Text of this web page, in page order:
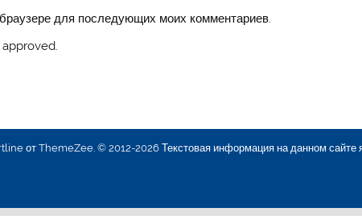
для последующих моих комментариев.
от ThemeZee. © 2012-2026 Текстовая информация на данном